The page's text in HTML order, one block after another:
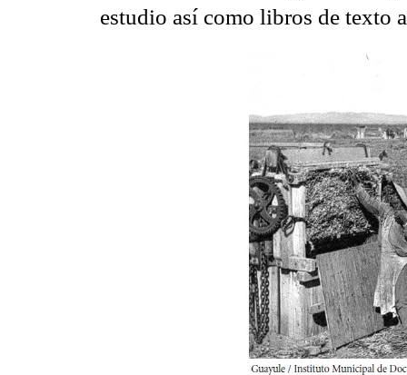
estudio así como libros de texto